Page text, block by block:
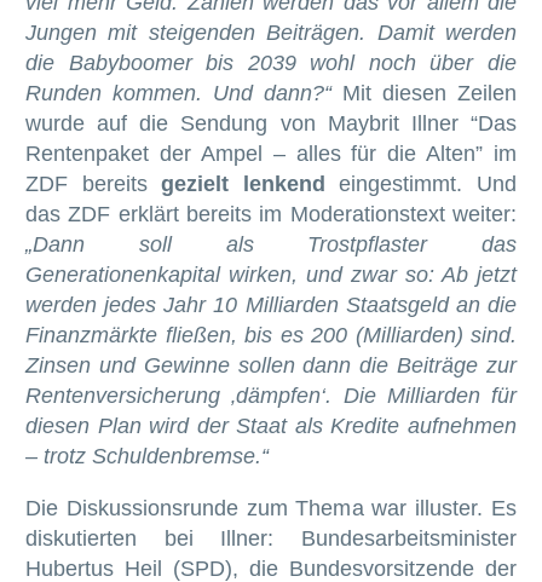
Jungen mit steigenden Beiträgen. Damit werden
die Babyboomer bis 2039 wohl noch über die
Runden kommen. Und dann?“ Mit diesen Zeilen
wurde auf die Sendung von Maybrit Illner “Das
Rentenpaket der Ampel – alles für die Alten” im
ZDF bereitsgezielt lenkend
eingestimmt. Und
das ZDF erklärt bereits im Moderationstext weiter:
„Dann soll als Trostpflaster das
Generationenkapital wirken, und zwar so: Ab jetzt
werden jedes Jahr 10 Milliarden Staatsgeld an die
Finanzmärkte fließen, bis es 200 (Milliarden) sind.
Zinsen und Gewinne sollen dann die Beiträge zur
Rentenversicherung ‚dämpfen‘. Die Milliarden für
diesen Plan wird der Staat als Kredite aufnehmen
– trotz Schuldenbremse.“
Die Diskussionsrunde zum Thema war illuster. Es
diskutierten bei Illner: Bundesarbeitsminister
Hubertus Heil (SPD), die Bundesvorsitzende der